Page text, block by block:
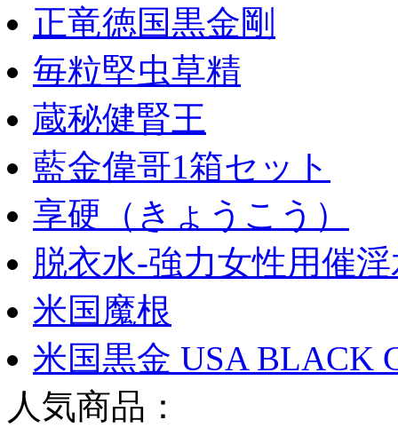
正竜徳国黒金剛
毎粒堅虫草精
蔵秘健腎王
藍金偉哥1箱セット
享硬（きょうこう）
脱衣水-強力女性用催
米国魔根
米国黒金 USA BLACK
人気商品：